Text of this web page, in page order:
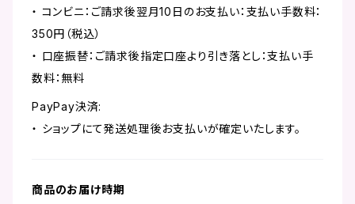
・ コンビニ：ご請求後翌月10日のお支払い：支払い手数料：
350円（税込）
・ 口座振替：ご請求後指定口座より引き落とし：支払い手
数料：無料
PayPay決済:
・ ショップにて発送処理後お支払いが確定いたします。
商品のお届け時期